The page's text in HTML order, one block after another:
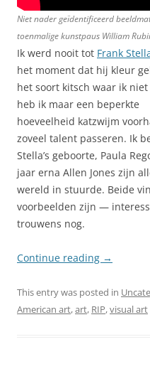
Niet nader geïdentificeerd
toenmalige kunstpaus William
Ik werd nooit tot Frank
het moment dat hij kleur
het soort kitsch waar ik
heb ik maar een beperkte
hoeveelheid katzwijm
zoveel talent passeren. Ik
Stella’s geboorte, Paula
jaar erna Allen Jones zijn
wereld in stuurde. Beide
voorbeelden zijn —
trouwens nog.
Continue reading →
This entry was posted in
American art,art, RIP,visual art